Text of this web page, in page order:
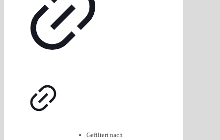
Gefiltert nach